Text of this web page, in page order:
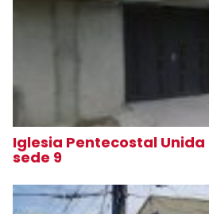
Iglesia Pentecostal Unida
sede 9